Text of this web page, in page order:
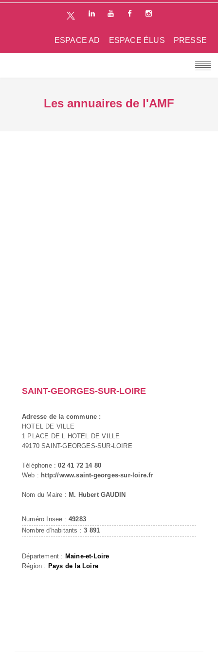
PRESSE
ESPACE ÉLUS
ESPACE AD
Les annuaires de l'AMF
SAINT-GEORGES-SUR-LOIRE
Adresse de la commune :
HOTEL DE VILLE
1 PLACE DE L HOTEL DE VILLE
49170 SAINT-GEORGES-SUR-LOIRE
Téléphone :02 41 72 14 80
Web : http://www.saint-georges-sur-loire.fr
Nom du Maire : M. Hubert GAUDIN
Numéro Insee : 49283
Nombre d'habitants :3 891
Département : Maine-et-Loire
Région : Pays de la Loire